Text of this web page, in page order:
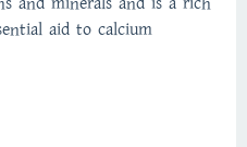
aid to calcium